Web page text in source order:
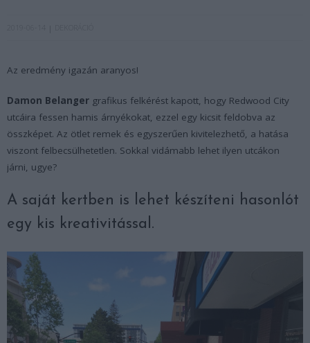
Az eredmény igazán aranyos!
Damon Belanger grafikus felkérést kapott, hogy Redwood City
utcáira fessen hamis árnyékokat, ezzel egy kicsit feldobva az
összképet. Az ötlet remek és egyszerűen kivitelezhető, a hatása
viszont felbecsülhetetlen. Sokkal vidámabb lehet ilyen utcákon
járni, ugye?
A saját kertben is lehet készíteni hasonlót
egy kis kreativitással.